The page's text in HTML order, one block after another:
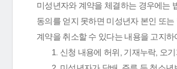
미성년자와 계약을 체결하는 경우에는
동의를 얻지 못하면 미성년자 본인 또는
계약을 취소할 수 있다는 내용을 고지하
1. 신청 내용에 허위, 기재누락, 오